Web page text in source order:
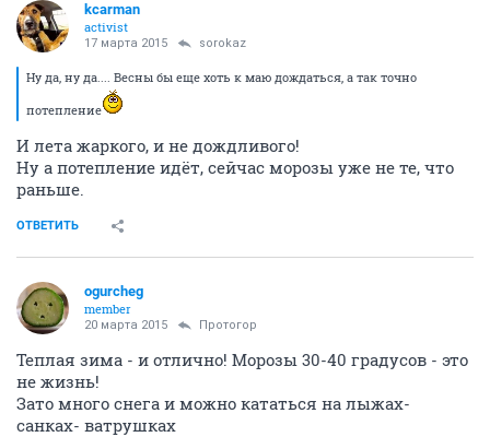
kcarman
activist
17 марта 2015 sorokaz
Ну да, ну да.... Весны бы еще хоть к маю дождаться, а так точно
потепление
И лета жаркого, и не дождливого!
Ну а потепление идёт, сейчас морозы уже не те, что
раньше.
ОТВЕТИТЬ
ogurcheg
member
20 марта 2015 Протогор
Теплая зима - и отлично! Морозы 30-40 градусов - это
не жизнь!
Зато много снега и можно кататься на лыжах-
санках- ватрушках